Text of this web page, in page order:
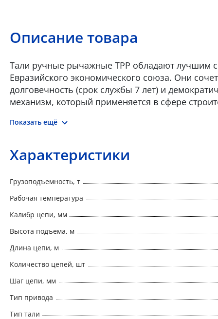
Описание товара
Тали ручные рычажные ТРР обладают лучшим
Евразийского экономического союза. Они
долговечность (срок службы 7 лет) и
механизм, который применяется в сфере
за городом. В конструкцию приспособления
Показать ещё
Характеристики
Грузоподъемность, т
Рабочая температура
Калибр цепи, мм
Высота подъема, м
Длина цепи, м
Количество цепей, шт
Шаг цепи, мм
Тип привода
Тип тали